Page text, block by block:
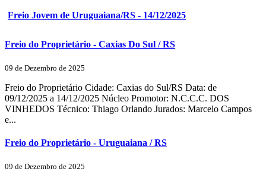
Freio Jovem de Uruguaiana/RS - 14/12/2025
Freio do Proprietário - Caxias Do Sul / RS
09 de Dezembro de 2025
Freio do Proprietário Cidade: Caxias do Sul/RS Data: de
09/12/2025 a 14/12/2025 Núcleo Promotor: N.C.C.C. DOS
VINHEDOS Técnico: Thiago Orlando Jurados: Marcelo Campos
e...
Freio do Proprietário - Uruguaiana / RS
09 de Dezembro de 2025